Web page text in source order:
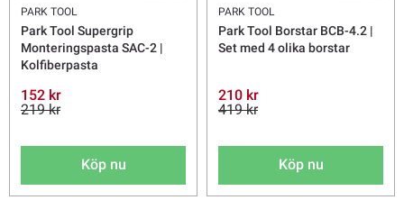
PARK TOOL
Park Tool Supergrip
Monteringspasta SAC-2 |
Kolfiberpasta
152 kr
219 kr
Köp nu
PARK TOOL
Park Tool Borstar BCB-4.2 |
Set med 4 olika borstar
210 kr
419 kr
Köp nu